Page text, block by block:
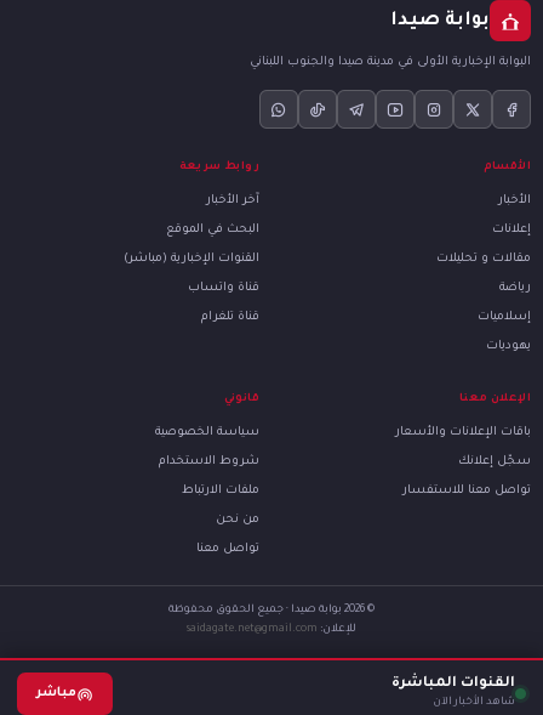
بوابة صيدا
البوابة الإخبارية الأولى في مدينة صيدا والجنوب اللبناني
الأقسام
الأخبار
إعلانات
مقالات و تحليلات
رياضة
إسلاميات
يهوديات
روابط سريعة
آخر الأخبار
البحث في الموقع
القنوات الإخبارية (مباشر)
قناة واتساب
قناة تلغرام
الإعلان معنا
باقات الإعلانات والأسعار
سجّل إعلانك
تواصل معنا للاستفسار
قانوني
سياسة الخصوصية
شروط الاستخدام
ملفات الارتباط
من نحن
تواصل معنا
© 2026 بوابة صيدا · جميع الحقوق محفوظة
للإعلان: saidagate.net@gmail.com
القنوات المباشرة
شاهد الأخبار الآن
مباشر